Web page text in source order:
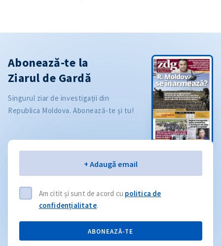
Abonează-te la
Ziarul de Gardă
Singurul ziar de investigații din
Republica Moldova. Abonează-te și tu!
+ Adaugă email
Am citit și sunt de acord cu politica de
confidențialitate.
ABONEAZĂ-TE